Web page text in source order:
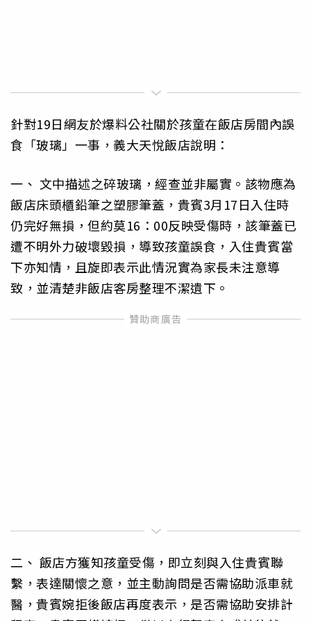
針對19日網友於爆料公社關於孩童在飯店房間內誤
食「玻璃」一事，義大天悅飯店說明：
一、 文中描述之碎玻璃，經查並非屬實。該物應為
飯店床頭櫃鉛筆之塑膠筆蓋，貴賓3月17日入住時
仍完好無損，但約莫16：00反映受傷時，該筆蓋已
遭不明外力破壞毀損，導致孩童誤食，入住貴賓當
下亦知情，且旋即表示此情況實為家長未注意導
致，並清楚非飯店客房整理不潔遺下。
二、 飯店方獲知孩童受傷，即立刻與入住貴賓聯
繫，表達關懷之意，並主動詢問是否需協助派車就
醫，貴賓婉拒後飯店再度表示，是否需協助安排計